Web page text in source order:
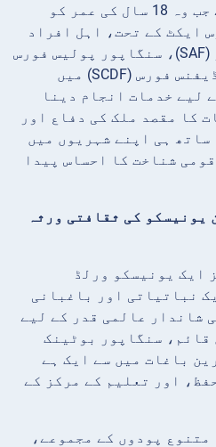
مستقل رہائشیوں کے لیے جب وہ 18 سال کی عمر کو
ایکٹ کے تحت، اہل افراد
کو سنگاپور آرمڈ فورسز (SAF)، سنگاپور پولیس فورس
(SPF)، یا سنگاپور سول ڈیفنس فورس (SCDF) میں
لیے خدمات انجام دینا
کا مقصد ملک کی دفاع اور
ساتھ ہی اپنے شہریوں میں
شناخت کا احساس پیدا
یونیسکو کی ثقافتی ورثہ
ایک یونیسکو ورلڈ
نباتیاتی اور باغبانی
شاندار عالمی قدر کے لیے
شدہ ہے۔ 1859 میں قائم، سنگاپور بوٹینک
باغات میں سے ایک ہے
اور تعلیم کے مرکز کے
پودوں کے مجموعے،